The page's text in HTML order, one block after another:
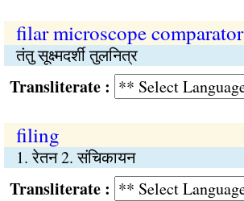
filar microscope comparator
तंतु सूक्ष्मदर्शी तुलनित्र
:
filing
1. रेतन 2. संचिकायन
: